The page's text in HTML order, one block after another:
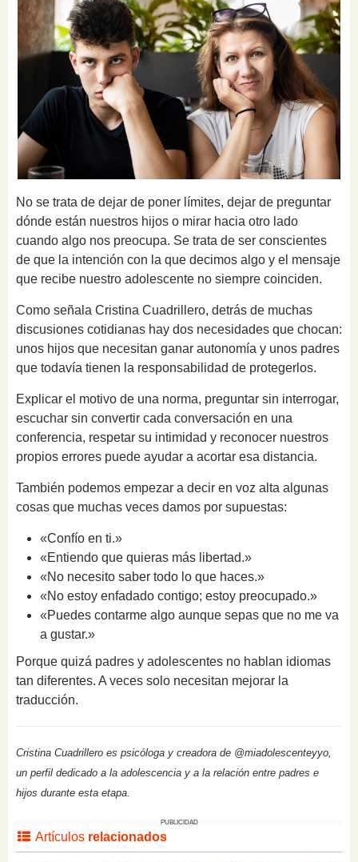
No se trata de dejar de poner límites, dejar de preguntar
dónde están nuestros hijos o mirar hacia otro lado
cuando algo nos preocupa. Se trata de ser conscientes
de que la intención con la que decimos algo y el mensaje
que recibe nuestro adolescente no siempre coinciden.
Como señala Cristina Cuadrillero, detrás de muchas
discusiones cotidianas hay dos necesidades que chocan:
unos hijos que necesitan ganar autonomía y unos padres
que todavía tienen la responsabilidad de protegerlos.
Explicar el motivo de una norma, preguntar sin interrogar,
escuchar sin convertir cada conversación en una
conferencia, respetar su intimidad y reconocer nuestros
propios errores puede ayudar a acortar esa distancia.
También podemos empezar a decir en voz alta algunas
cosas que muchas veces damos por supuestas:
«Confío en ti.»
«Entiendo que quieras más libertad.»
«No necesito saber todo lo que haces.»
«No estoy enfadado contigo; estoy preocupado.»
«Puedes contarme algo aunque sepas que no me va
a gustar.»
Porque quizá padres y adolescentes no hablan idiomas
tan diferentes. A veces solo necesitan mejorar la
traducción.
Cristina Cuadrillero es psicóloga y creadora de @miadolescenteyyo,
un perfil dedicado a la adolescencia y a la relación entre padres e
hijos durante esta etapa.
PUBLICIDAD
Artículos relacionados